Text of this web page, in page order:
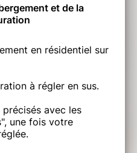
et de la
en résidentiel sur
à régler en sus.
avec les
une fois votre